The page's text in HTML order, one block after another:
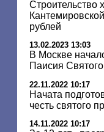
Строительство
рублей
13.02.2023 13:03
В Москве
Паисия
22.11.2022 10:17
Начата
честь святого
14.11.2022 10:17